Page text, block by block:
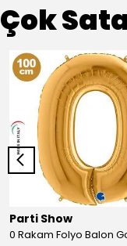
Çok
Parti Show